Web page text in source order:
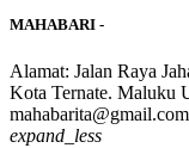
MAHABARI -
Alamat: Jalan Raya
Kota Ternate. Maluku
mahabarita@gmail.com
expand_less